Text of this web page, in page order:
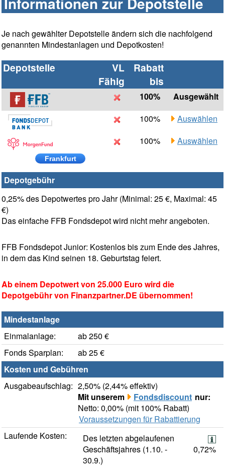
Je nach gewählter Depotstelle ändern sich die nachfolgend
genannten Mindestanlagen und Depotkosten!
Depotstelle
VL
Fähig
Rabatt
bis
100%
Ausgewählt
100%
Auswählen
Frankfurt
100% Auswählen
Depotgebühr
0,25% des Depotwertes pro Jahr (Minimal: 25 €, Maximal: 45
€)
Das einfache FFB Fondsdepot wird nicht mehr angeboten.
FFB Fondsdepot Junior: Kostenlos bis zum Ende des Jahres,
in dem das Kind seinen 18. Geburtstag feiert.
Ab einem Depotwert von 25.000 Euro wird die
Depotgebühr von Finanzpartner.DE übernommen!
Mindestanlage
Einmalanlage:
ab 250 €
Fonds Sparplan:
ab 25 €
Kosten und Gebühren
Ausgabeaufschlag: 2,50% (2,44% effektiv)
Mit unserem
Fondsdiscount nur:
Netto: 0,00% (mit 100% Rabatt)
Voraussetzungen für Rabattierung
Laufende Kosten:
Des letzten abgelaufenen
Geschäftsjahres (1.10. -
30.9.)
0,72%